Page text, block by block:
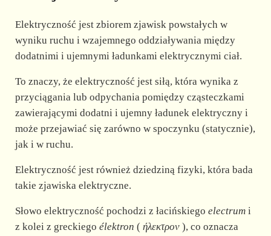
i
d
e
o
Elektryczność jest zbiorem zjawisk powstałych w
wyniku ruchu i wzajemnego oddziaływania między
dodatnimi i ujemnymi ładunkami elektrycznymi ciał.
To znaczy, że elektryczność jest siłą, która wynika z
przyciągania lub odpychania pomiędzy cząsteczkami
zawierającymi dodatni i ujemny ładunek elektryczny i
może przejawiać się zarówno w spoczynku (statycznie),
jak i w ruchu.
Elektryczność jest również dziedziną fizyki, która bada
takie zjawiska elektryczne.
Słowo elektryczność pochodzi z łacińskiego electrumi
z kolei z greckiego élektron ( ήλεκτρον), co oznacza